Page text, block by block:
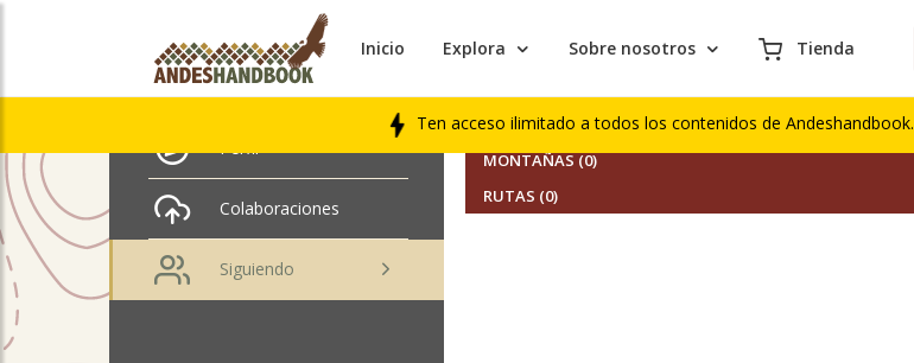
Inicio Explora Sobre nosotros Tienda
Ten acceso ilimitado a todos los contenidos de Andeshandbook.
Rodrigo Hevia
Perfil
Colaboraciones
Siguiendo
AMIGOS (0)
SEGUIDORES (0)
MONTAÑAS (0)
RUTAS (0)